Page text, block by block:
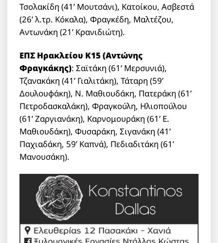
Τσολακίδη (41’ Μουτσάνι), Κατοίκου, Ασβεστά
(26’ λ.τρ. Κόκαλα), Φραγκέδη, Μαλτέζου,
Αντωνάκη (21’ Κρανιδιώτη).
ΕΠΣ Ηρακλείου Κ15 (Αντώνης
Φραγκάκης): Σαϊτάκη (61’ Μερσυνιά),
Τζανακάκη (41’ Γιαλιτάκη), Τάταρη (59’
Δουλουφάκη), Ν. Μαθιουδάκη, Πατεράκη (61’
Πετροδασκαλάκη), Φραγκούλη, Ηλιοπούλου
(61’ Ζαργιανάκη), Καρνομουράκη (61’ Ε.
Μαθιουδάκη), Φυσαράκη, Σιγανάκη (41’
Παχιαδάκη, 59’ Καπνά), Πεδιαδιτάκη (61’
Μανουσάκη).